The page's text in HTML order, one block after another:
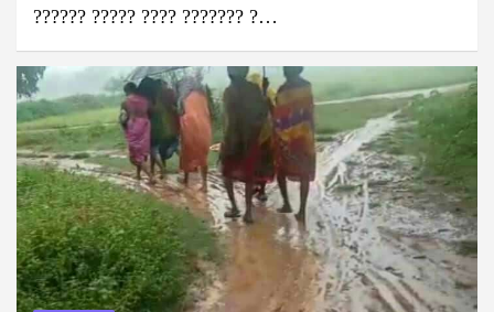
?????? ????? ???? ??????? ?…